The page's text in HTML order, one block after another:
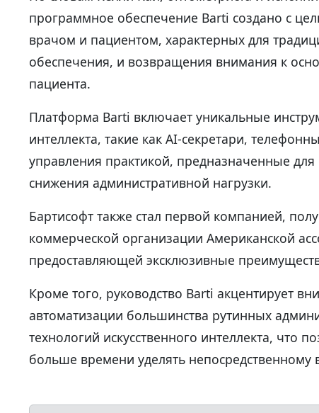
программное обеспечение Barti создано с
врачом и пациентом, характерных для
обеспечения, и возвращения внимания к
пациента.
Платформа Barti включает уникальные
интеллекта, такие как AI-секретари,
управления практикой, предназначенные
снижения административной нагрузки.
Бартисофт также стал первой компанией,
коммерческой организации Американской
предоставляющей эксклюзивные
Кроме того, руководство Barti акцентирует
автоматизации большинства рутинных
технологий искусственного интеллекта, что
больше времени уделять